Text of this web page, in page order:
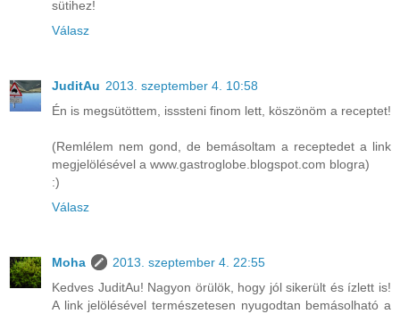
sütihez!
Válasz
JuditAu 2013. szeptember 4. 10:58
Én is megsütöttem, isssteni finom lett, köszönöm a receptet!
(Remlélem nem gond, de bemásoltam a receptedet a link
megjelölésével a www.gastroglobe.blogspot.com blogra)
:)
Válasz
Moha
2013. szeptember 4. 22:55
Kedves JuditAu! Nagyon örülök, hogy jól sikerült és ízlett is!
A link jelölésével természetesen nyugodtan bemásolható a